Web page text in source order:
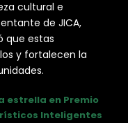
cultural e
de JICA,
que estas
y fortalecen la
estrella en Premio
Inteligentes